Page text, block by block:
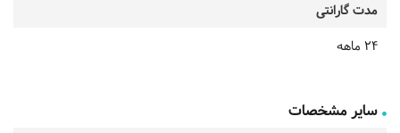
مدت گارانتی
24 ماهه
سایر مشخصات